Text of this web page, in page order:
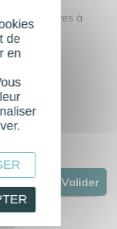
relatives à
et à
Valider
de
en